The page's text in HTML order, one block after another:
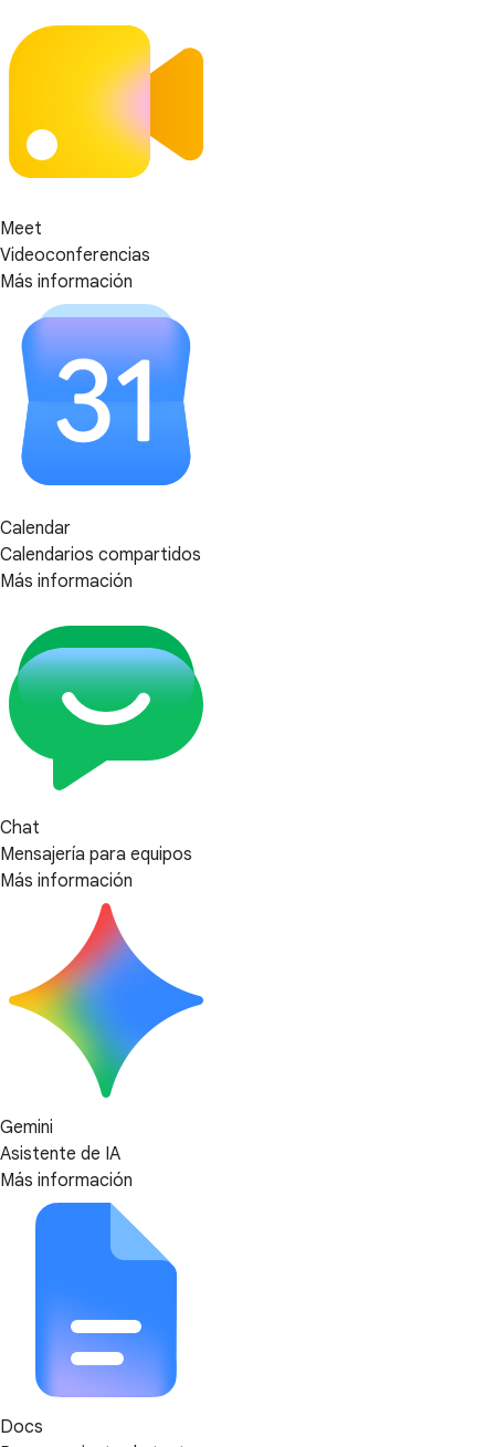
Meet
Videoconferencias
Más información
Calendar
Calendarios compartidos
Más información
Chat
Mensajería para equipos
Más información
Gemini
Asistente de IA
Más información
Docs